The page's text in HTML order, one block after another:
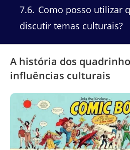
7.6 Como posso utilizar
discutir temas culturais?
A história dos
influências culturais